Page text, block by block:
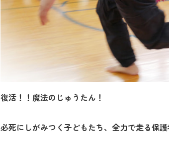
復活！！魔法のじゅうたん！
必死にしがみつく子どもたち、全力で走る保